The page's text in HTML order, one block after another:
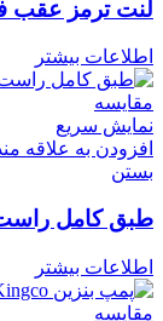
لنت ترمز عقب
اطلاعات بیشتر
مقایسه
نمایش سریع
افزودن به علاقه
بستن
طبق کامل
اطلاعات بیشتر
مقایسه